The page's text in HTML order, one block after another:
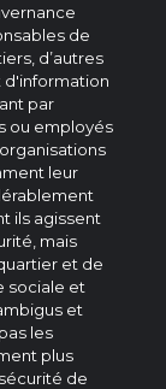
de
d’autres
d'information
par
ou employés
leur
ils agissent
mais
et de
sociale et
et
les
plus
de